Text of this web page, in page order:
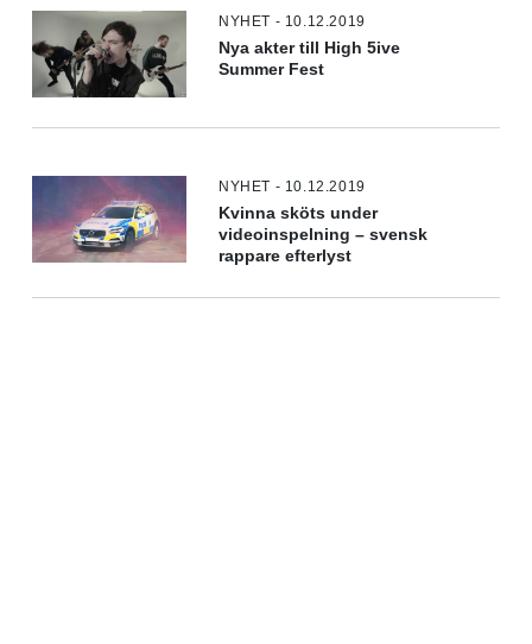
NYHET - 10.12.2019
Nya akter till High 5ive
Summer Fest
NYHET - 10.12.2019
Kvinna sköts under
videoinspelning – svensk
rappare efterlyst